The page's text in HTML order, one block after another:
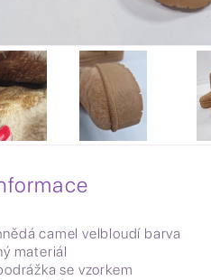
camel velbloudí barva
materiál
se vzorkem